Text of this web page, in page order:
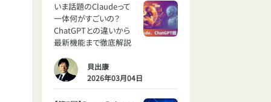
いま話題のClaudeって
一体何がすごいの？
ChatGPTとの違いから
最新機能まで徹底解説
貝出康
2026年03月04日